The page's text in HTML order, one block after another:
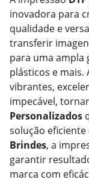
inovadora para
qualidade e
transferir
para uma ampla
plásticos e mais.
vibrantes,
impecável,
Personalizados
solução
Brindes, a
garantir
marca com